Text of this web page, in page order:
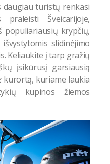
daugiau turistų renkasi
praleisti Šveicarijoje,
populiariausių krypčių,
slidinėjimo
Keliaukite į tarp gražių
įsikūrusį garsiausią
kurortą, kuriame laukia
kupinos žiemos